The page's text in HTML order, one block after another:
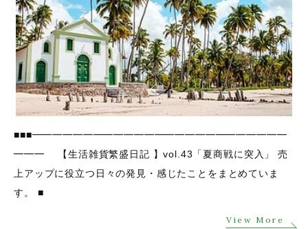
■■■━━━━━━━━━━━━━━━━━━━━━━━━━
━━━ 【生活雑貨繁盛日記 】vol.43「夏商戦に突入」 売
上アップに役立つ日々の発見・感じたことをまとめていま
す。 ■
View More